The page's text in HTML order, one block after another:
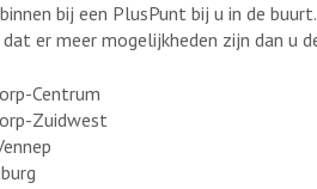
bij een PlusPunt bij u in de
er meer mogelijkheden zijn dan u
Centrum
Zuidwest